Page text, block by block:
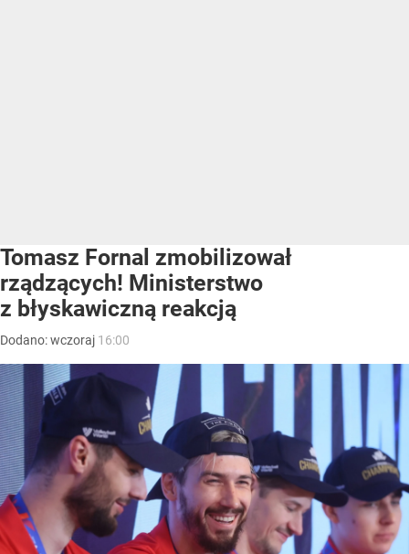
Tomasz Fornal zmobilizował
rządzących! Ministerstwo
z błyskawiczną reakcją
Dodano:wczoraj 16:00